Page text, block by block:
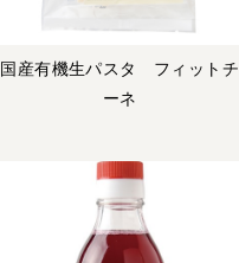
国産有機生パスタ フィットチ
ーネ